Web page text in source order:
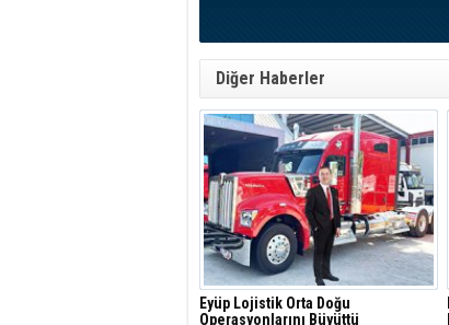
Diğer Haberler
Eyüp Lojistik Orta Doğu
Operasyonlarını Büyüttü